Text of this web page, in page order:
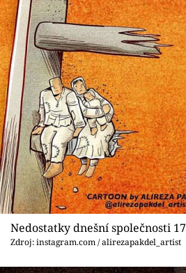
Nedostatky dnešní společnosti 17
Zdroj: instagram.com / alirezapakdel_artist